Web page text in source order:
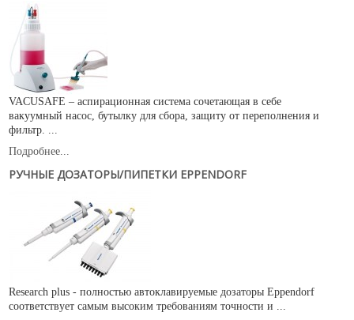
VACUSAFE – аспирационная система сочетающая в себе
вакуумный насос, бутылку для сбора, защиту от переполнения и
фильтр. ...
Подробнее...
РУЧНЫЕ ДОЗАТОРЫ/ПИПЕТКИ EPPENDORF
Research plus - полностью автоклавируемые дозаторы Eppendorf
соответствует самым высоким требованиям точности и ...